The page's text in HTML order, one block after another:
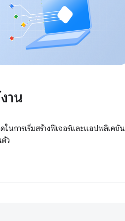
าน
ในการเริ่มสร้างฟีเจอร์และแอปพลิเคชัน
ว